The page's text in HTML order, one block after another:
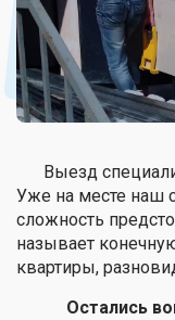
Выезд
Уже на месте наш
сложность
называет
квартиры,
Остались